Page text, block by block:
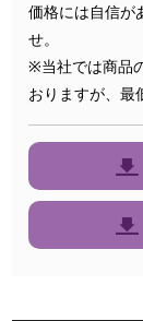
価格には自信が
せ。
※当社では商品
おりますが、最